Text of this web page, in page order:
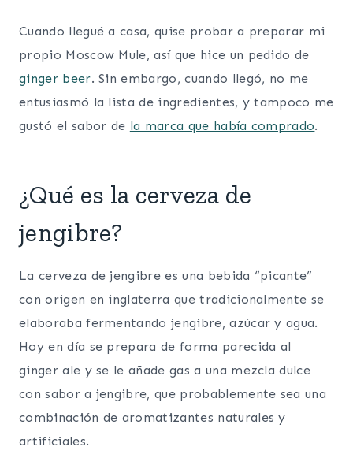
Cuando llegué a casa, quise probar a preparar mi
propio Moscow Mule, así que hice un pedido de
ginger beer. Sin embargo, cuando llegó, no me
entusiasmó la lista de ingredientes, y tampoco me
gustó el sabor de la marca que había comprado.
¿Qué es la cerveza de
jengibre?
La cerveza de jengibre es una bebida “picante”
con origen en inglaterra que tradicionalmente se
elaboraba fermentando jengibre, azúcar y agua.
Hoy en día se prepara de forma parecida al
ginger ale y se le añade gas a una mezcla dulce
con sabor a jengibre, que probablemente sea una
combinación de aromatizantes naturales y
artificiales.